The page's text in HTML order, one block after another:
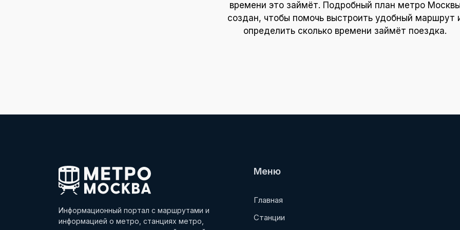
времени это займёт. Подробный план метро
создан, чтобы помочь выстроить удобный маршрут
определить сколько времени займёт поездка.
Информационный портал с маршрутами и
информацией о метро, станциях метро,
Меню
Главная
Станции